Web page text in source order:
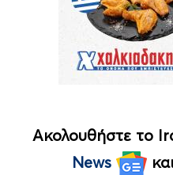
Ακολουθήστε το
News